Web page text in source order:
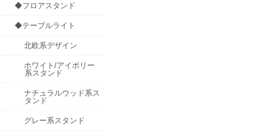
◆フロアスタンド
◆テーブルライト
北欧系デザイン
ホワイト/アイボリー
系スタンド
ナチュラルウッド系ス
タンド
グレー系スタンド